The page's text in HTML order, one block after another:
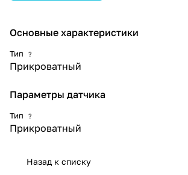
Основные характеристики
Тип ?
Прикроватный
Параметры датчика
Тип ?
Прикроватный
Назад к списку